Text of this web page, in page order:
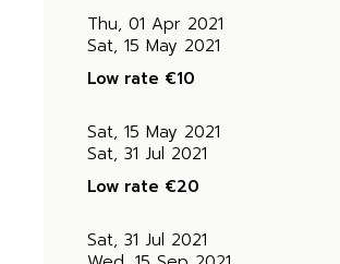
Thu, 01 Apr 2021
Sat, 15 May 2021
Low rate €10
Sat, 15 May 2021
Sat, 31 Jul 2021
Low rate €20
Sat, 31 Jul 2021